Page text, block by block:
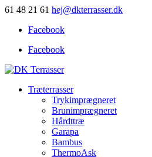
61 48 21 61 hej@dkterrasser.dk
Facebook
Facebook
Træterrasser
Trykimprægneret
Brunimprægneret
Hårdttræ
Garapa
Bambus
ThermoAsk